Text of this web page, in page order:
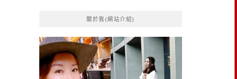
關於我(網站介紹)